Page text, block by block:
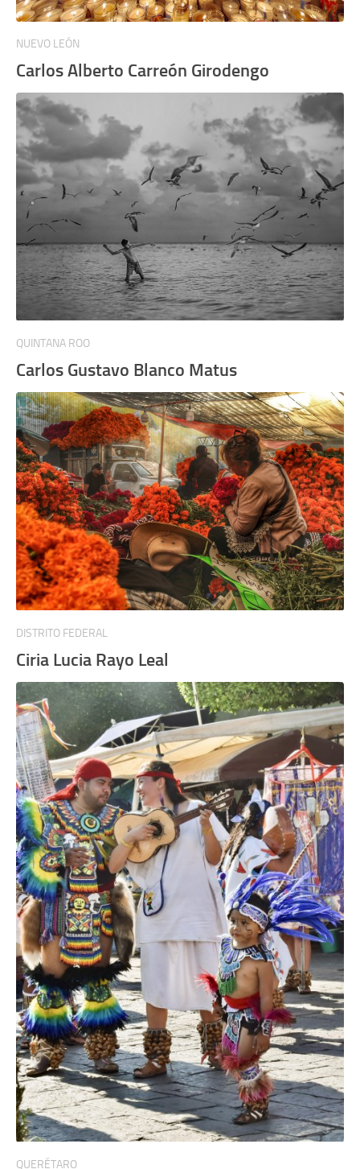
NUEVO LEÓN
Carlos Alberto Carreón Girodengo
QUINTANA ROO
Carlos Gustavo Blanco Matus
DISTRITO FEDERAL
Ciria Lucia Rayo Leal
QUERÉTARO